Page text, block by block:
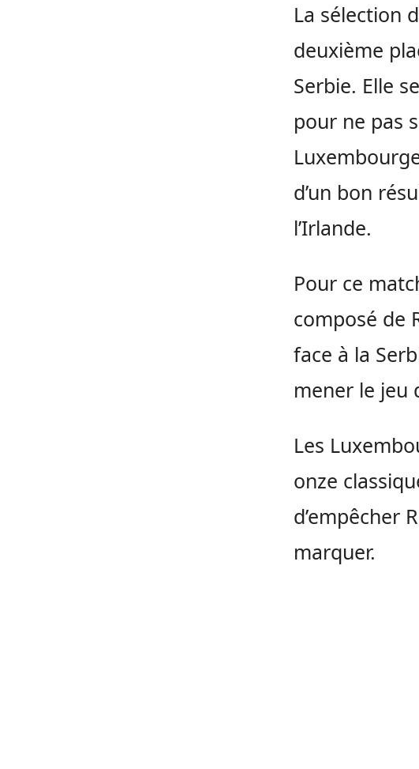
La sélection
deuxième
Serbie. Elle
pour ne pas
d’un bon
l’Irlande.
Pour ce
composé de
face à la
mener le jeu
Les
onze
d’empêcher
marquer.